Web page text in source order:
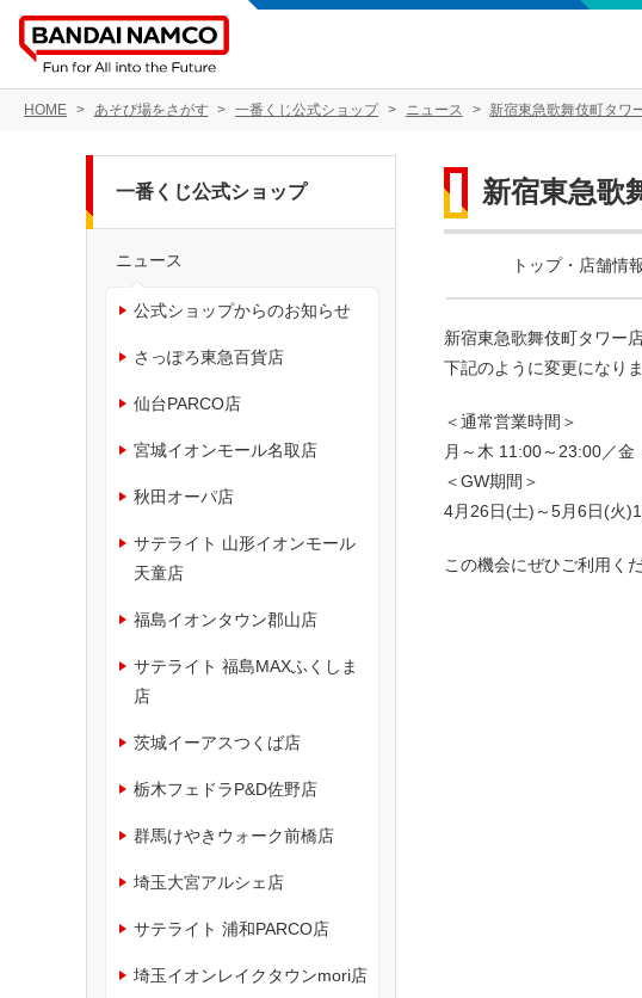
HOME あそび場をさがす 一番くじ公式ショップ ニュース 新宿東急歌舞伎町タワ
新宿東急歌
トップ・店舗情
新宿東急歌舞伎町タワー
下記のように変更になりま
＜通常営業時間＞
月～木 11:00～23:00／
＜GW期間＞
4月26日(土)～5月6日(火
この機会にぜひご利用く
一番くじ公式ショップ
ニュース
公式ショップからのお知らせ
さっぽろ東急百貨店
仙台PARCO店
宮城イオンモール名取店
秋田オーパ店
サテライト 山形イオンモール
天童店
福島イオンタウン郡山店
サテライト 福島MAXふくしま
店
茨城イーアスつくば店
栃木フェドラP&D佐野店
群馬けやきウォーク前橋店
埼玉大宮アルシェ店
サテライト 浦和PARCO店
埼玉イオンレイクタウンmori店